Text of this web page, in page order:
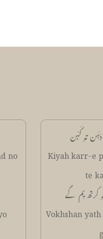
no
دَہَن تہٕ کَہَن
Kiyah karr-e
te
کرتھ یِم گے
Vokhshan